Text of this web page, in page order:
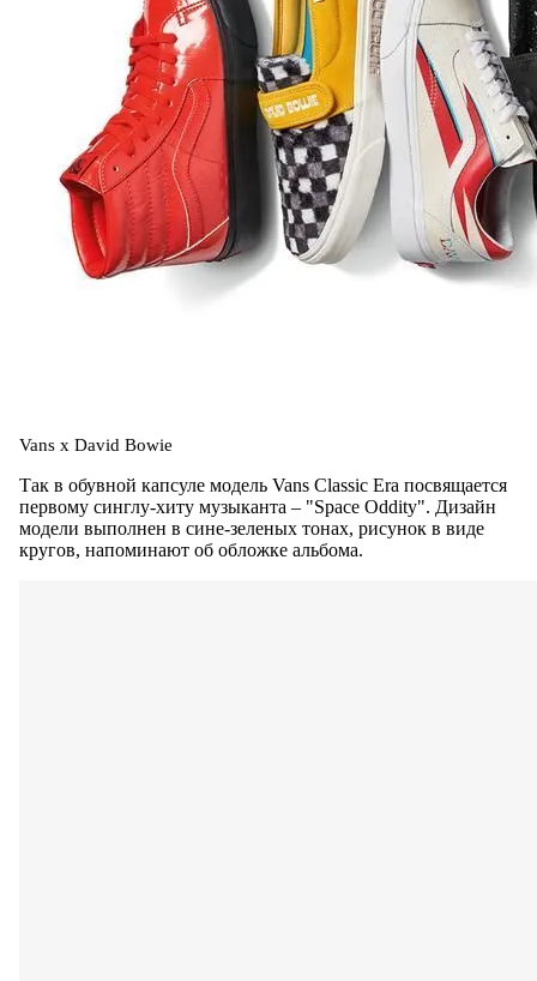
Vans x David Bowie
Так в обувной капсуле модель Vans Classic Era посвящается
первому синглу-хиту музыканта – "Space Oddity". Дизайн
модели выполнен в сине-зеленых тонах, рисунок в виде
кругов, напоминают об обложке альбома.